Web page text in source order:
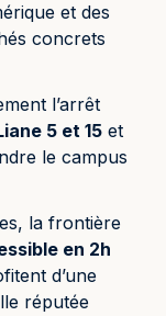
et des
concrets
l’arrêt
5 et 15 et
le campus
la frontière
en 2h
d’une
réputée